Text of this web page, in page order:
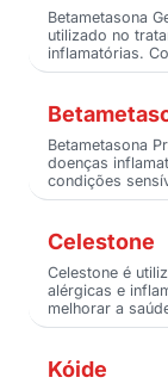
Betametasona
utilizado no
inflamatórias.
Betametasona
doenças
condições
Celestone
Celestone é
alérgicas e
melhorar a
Kóide